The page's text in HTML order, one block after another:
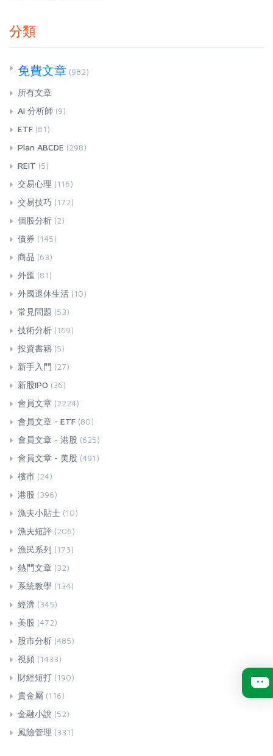
分類
免費文章 (982)
所有文章
AI 分析師 (9)
ETF (81)
Plan ABCDE (298)
REIT (5)
交易心理 (116)
交易技巧 (172)
個股分析 (2)
債券 (145)
商品 (63)
外匯 (81)
外國退休生活 (10)
常見問題 (53)
技術分析 (169)
投資書籍 (5)
新手入門 (27)
新股IPO (36)
會員文章 (2224)
會員文章 - ETF (80)
會員文章 - 港股 (625)
會員文章 - 美股 (491)
樓市 (24)
港股 (396)
漁夫小貼士 (10)
漁夫短評 (206)
漁民系列 (173)
熱門文章 (32)
系統教學 (134)
經濟 (345)
美股 (472)
股市分析 (485)
視頻 (1433)
財經短打 (190)
貴金屬 (116)
金融小說 (52)
風險管理 (331)